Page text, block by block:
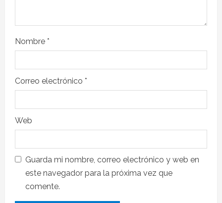
Nombre *
Correo electrónico *
Web
Guarda mi nombre, correo electrónico y web en
este navegador para la próxima vez que
comente.